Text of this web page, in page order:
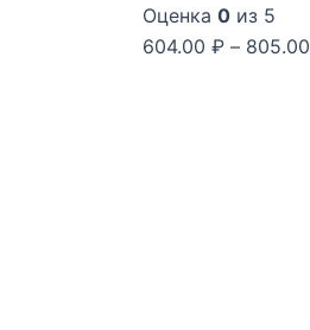
Оценка 0 из 5
604.00 ₽ – 805.00